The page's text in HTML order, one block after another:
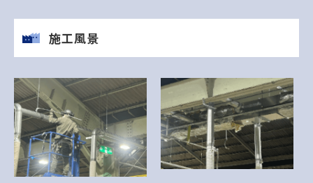
施工風景